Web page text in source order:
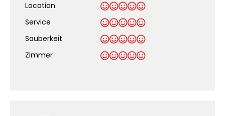
Location
Service
Sauberkeit
Zimmer